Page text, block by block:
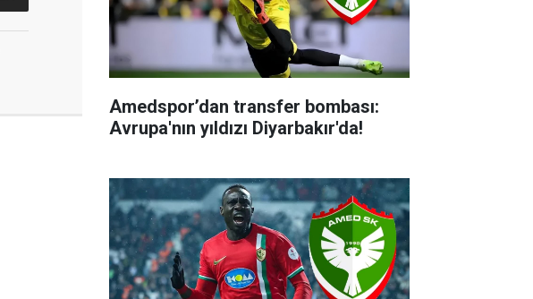
Amedspor’dan transfer bombası:
Avrupa'nın yıldızı Diyarbakır'da!